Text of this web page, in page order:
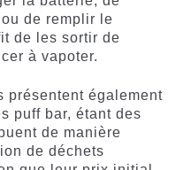
de remplir le
de les sortir de
à vapoter.
présentent également
puff bar, étant des
de manière
de déchets